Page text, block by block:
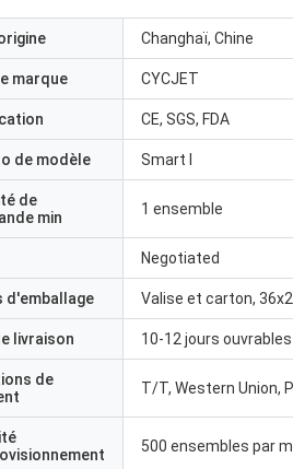
Changhaï, Chine
marque CYCJET
CE, SGS, FDA
de modèle Smart I
de
min
1 ensemble
Negotiated
d'emballage Valise et carton,
livraison 10-12 jours ouvrables
de
T/T, Western Union,
500 ensembles par